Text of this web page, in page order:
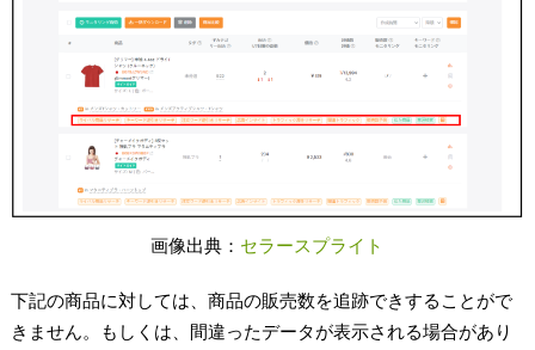
画像出典： セラースプライト
下記の商品に対しては、商品の販売数を追跡できすることがで
きません。もしくは、間違ったデータが表示される場合があり